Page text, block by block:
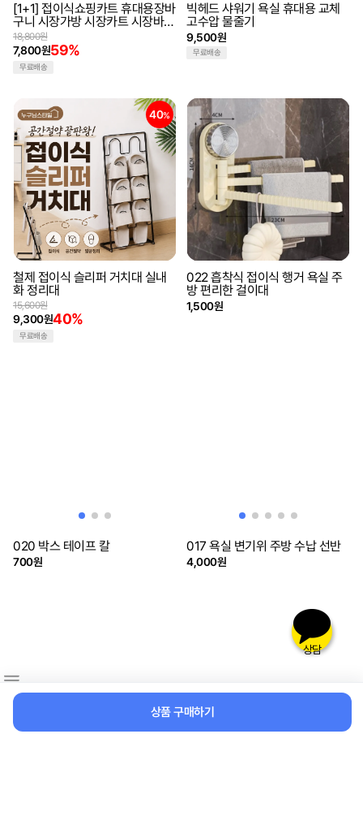
상담
상품 구매하기
[1+1] 접이식쇼핑카트 휴대용장바
구니 시장가방 시장카트 시장바구
니 휴대용카트
7,800원59%
18,800원
무료배송
빅헤드 샤워기 욕실 휴대용 교체
고수압 물줄기
9,500원
무료배송
40%
철제 접이식 슬리퍼 거치대 실내
화 정리대
9,300원40%
15,600원
무료배송
022 흡착식 접이식 행거 욕실 주
방 편리한 걸이대
1,500원
020 박스 테이프 칼
700원
017 욕실 변기위 주방 수납 선반
4,000원